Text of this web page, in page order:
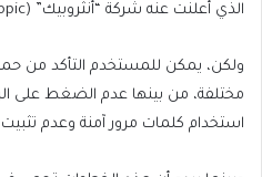
الذي أعلنت عنه شركة “أنثروبيك” (Anthropic) في الآونة الأخيرة.
ولكن، يمكن للمستخدم التأكد من
مختلفة، من بينها عدم الضغط على
استخدام كلمات مرور آمنة وعدم تثبيت